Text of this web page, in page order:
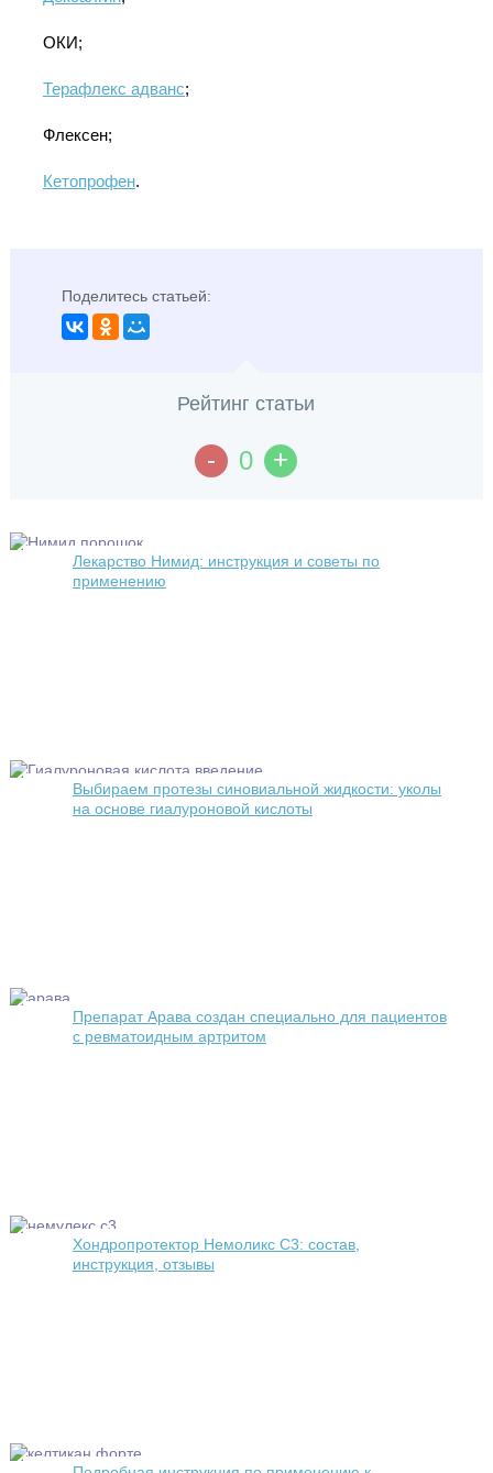
ОКИ;
Терафлекс адванс;
Флексен;
Кетопрофен.
Поделитесь статьей:
Рейтинг статьи
- 0 +
Лекарство Нимид: инструкция и советы по
применению
Выбираем протезы синовиальной жидкости: уколы
на основе гиалуроновой кислоты
Препарат Арава создан специально для пациентов
с ревматоидным артритом
Хондропротектор Немоликс С3: состав,
инструкция, отзывы